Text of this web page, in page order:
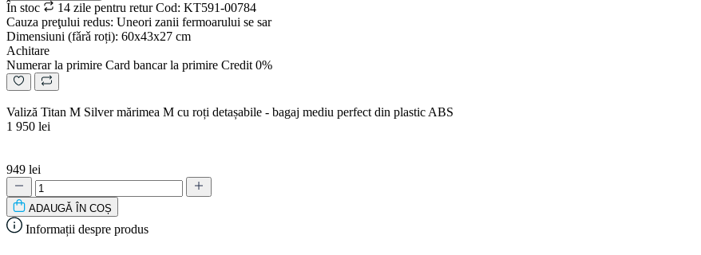
În stoc 14 zile pentru returCod: KT591-00784
Cauza preţului redus: Uneori zanii fermoarului se sar
Dimensiuni (fǎrǎ roți): 60х43х27 cm
Achitare
Numerar la primire Card bancar la primire Credit 0%
Valiză Titan M Silver mărimea M cu roți detașabile - bagaj mediu perfect din plastic ABS
1 950 lei
949 lei
ADAUGǍ ÎN COȘ
Informații despre produs